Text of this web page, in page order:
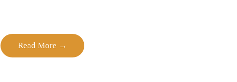
Read More →